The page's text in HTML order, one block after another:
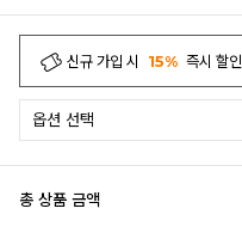
신규 가입 시 15% 즉시 할인
총 상품 금액